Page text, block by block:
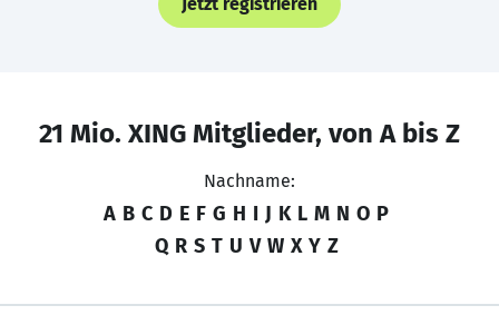
21 Mio. XING Mitglieder, von A bis Z
Nachname:
A B C D E F G H I J K L M N O P
Q R S T U V W X Y Z